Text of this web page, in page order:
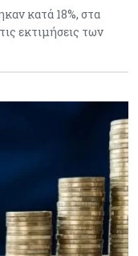
κατά 18%, στα
εκτιμήσεις των